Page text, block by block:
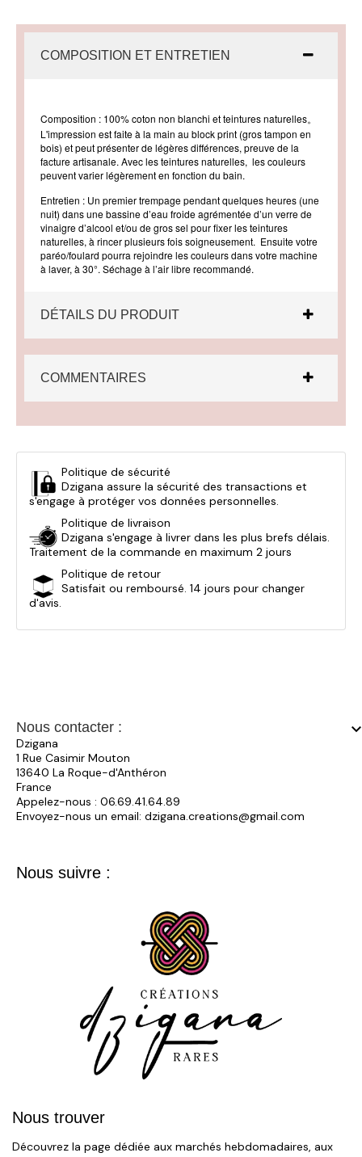
COMPOSITION ET ENTRETIEN
Composition : 100% coton non blanchi et teintures naturelles。
L'impression est faite à la main au block print (gros tampon en
bois) et peut présenter de légères différences, preuve de la
facture artisanale. Avec les teintures naturelles, les couleurs
peuvent varier légèrement en fonction du bain.
Entretien : Un premier trempage pendant quelques heures (une
nuit) dans une bassine d’eau froide agrémentée d’un verre de
vinaigre d’alcool et/ou de gros sel pour fixer les teintures
naturelles, à rincer plusieurs fois soigneusement. Ensuite votre
paréo/foulard pourra rejoindre les couleurs dans votre machine
à laver, à 30°. Séchage à l’air libre recommandé.
DÉTAILS DU PRODUIT
COMMENTAIRES
Politique de sécurité
Dzigana assure la sécurité des transactions et
s'engage à protéger vos données personnelles.
Politique de livraison
Dzigana s'engage à livrer dans les plus brefs délais.
Traitement de la commande en maximum 2 jours
Politique de retour
Satisfait ou remboursé. 14 jours pour changer
d'avis.
Nous contacter :
Dzigana
1 Rue Casimir Mouton
13640 La Roque-d'Anthéron
France
Appelez-nous : 06.69.41.64.89
Envoyez-nous un email: dzigana.creations@gmail.com
Nous suivre :
Nous trouver
Découvrez la page dédiée aux marchés hebdomadaires, aux